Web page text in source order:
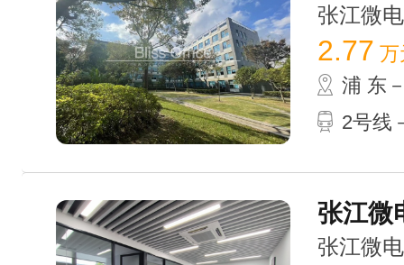
张江微
2.77 万
浦 东
2号线
张江微
张江微